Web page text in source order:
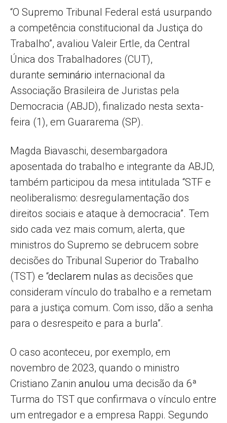
“O Supremo Tribunal Federal está usurpando
a competência constitucional da Justiça do
Trabalho”, avaliou Valeir Ertle, da Central
Única dos Trabalhadores (CUT),
durante seminário internacional da
Associação Brasileira de Juristas pela
Democracia (ABJD), finalizado nesta sexta-
feira (1), em Guararema (SP).
Magda Biavaschi, desembargadora
aposentada do trabalho e integrante da ABJD,
também participou da mesa intitulada “STF e
neoliberalismo: desregulamentação dos
direitos sociais e ataque à democracia”. Tem
sido cada vez mais comum, alerta, que
ministros do Supremo se debrucem sobre
decisões do Tribunal Superior do Trabalho
(TST) e “declarem nulas as decisões que
consideram vínculo do trabalho e a remetam
para a justiça comum. Com isso, dão a senha
para o desrespeito e para a burla”.
O caso aconteceu, por exemplo, em
novembro de 2023, quando o ministro
Cristiano Zanin anulou uma decisão da 6ª
Turma do TST que confirmava o vínculo entre
um entregador e a empresa Rappi. Segundo